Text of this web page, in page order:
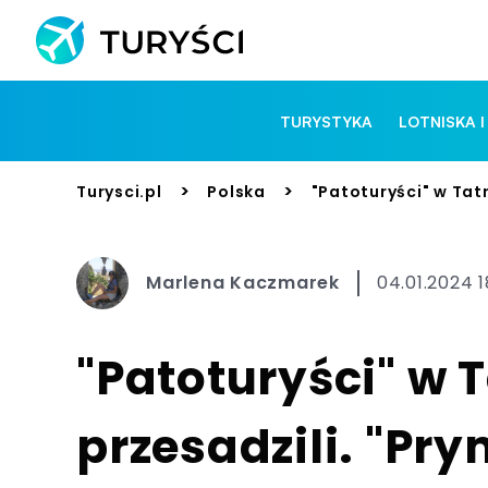
TURYSTYKA LOTNISKA
Turysci.pl > Polska > "Patoturyści" w
Marlena Kaczmarek 04.01.2024
"Patoturyści" w
przesadzili.